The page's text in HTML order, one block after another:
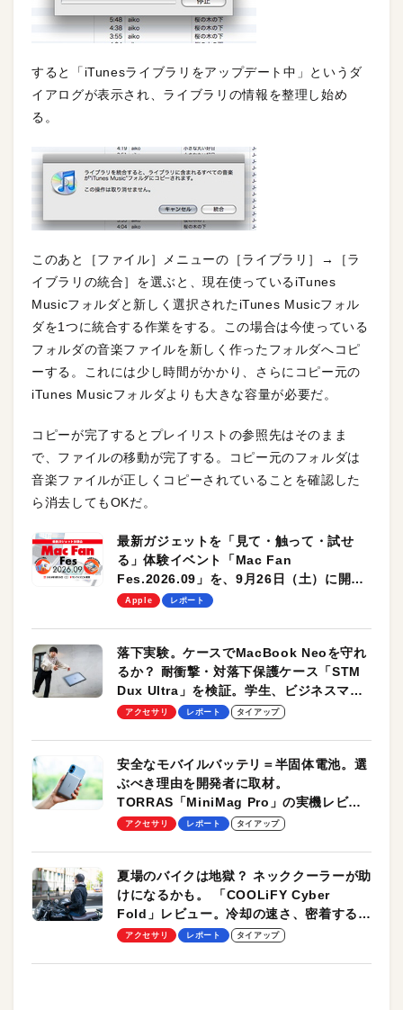
すると「iTunesライブラリをアップデート中」というダ
イアログが表示され、ライブラリの情報を整理し始め
る。
このあと［ファイル］メニューの［ライブラリ］→［ラ
イブラリの統合］を選ぶと、現在使っているiTunes
Musicフォルダと新しく選択されたiTunes Musicフォル
ダを1つに統合する作業をする。この場合は今使っている
フォルダの音楽ファイルを新しく作ったフォルダへコピ
ーする。これには少し時間がかかり、さらにコピー元の
iTunes Musicフォルダよりも大きな容量が必要だ。
コピーが完了するとプレイリストの参照先はそのまま
で、ファイルの移動が完了する。コピー元のフォルダは
音楽ファイルが正しくコピーされていることを確認した
ら消去してもOKだ。
最新ガジェットを「見て・触って・試せ
る」体験イベント「Mac Fan
Fes.2026.09」を、9月26日（土）に開催
します！
Apple レポート
落下実験。ケースでMacBook Neoを守れ
るか？ 耐衝撃・対落下保護ケース「STM
Dux Ultra」を検証。学生、ビジネスマン
のモバイルユースに最適！
アクセサリ レポート タイアップ
安全なモバイルバッテリ＝半固体電池。選
ぶべき理由を開発者に取材。
TORRAS「MiniMag Pro」の実機レビュ
ーも
アクセサリ レポート タイアップ
夏場のバイクは地獄？ ネッククーラーが助
けになるかも。 「COOLiFY Cyber
Fold」レビュー。冷却の速さ、密着する冷
却プレート、シンプルな操作性がグッド！
アクセサリ レポート タイアップ